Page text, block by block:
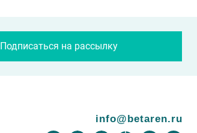
Подписаться на рассылку
info@betaren.ru